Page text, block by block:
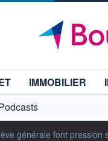
IMMOBILIER
générale font